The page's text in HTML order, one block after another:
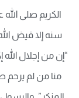
الكريم صلى
سنه إلا قيض
“إن من إجلال
منا من لم يرحم